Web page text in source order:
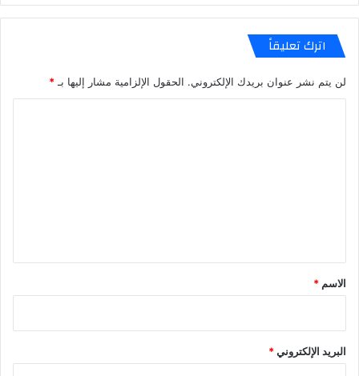
اترك تعليقاً
لن يتم نشر عنوان بريدك الإلكتروني. الحقول الإلزامية مشار إليها بـ *
*
الاسم *
البريد الإلكتروني*